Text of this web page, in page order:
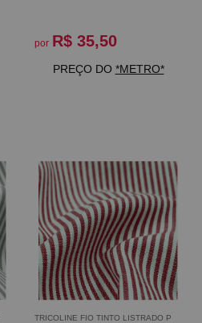
por R$ 35,50
PREÇO DO *METRO*
TRICOLINE FIO TINTO LISTRADO P